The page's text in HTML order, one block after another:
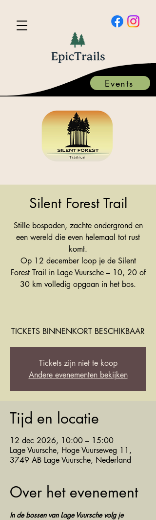
Events
Silent Forest Trail
Stille bospaden, zachte ondergrond en
een wereld die even helemaal tot rust
komt.
Op 12 december loop je de Silent
Forest Trail in Lage Vuursche – 10, 20 of
30 km volledig opgaan in het bos.
TICKETS BINNENKORT BESCHIKBAAR
Tickets zijn niet te koop
Andere evenementen bekijken
Tijd en locatie
12 dec 2026, 10:00 – 15:00
Lage Vuursche, Hoge Vuurseweg 11,
3749 AB Lage Vuursche, Nederland
Over het evenement
In de bossen van Lage Vuursche volg je